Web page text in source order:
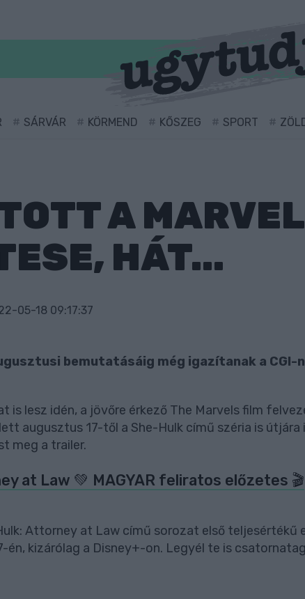
SÁRVÁR KÖRMEND KŐSZEG SPORT
A
HÁT...
05-18 09:17:37
bemutatásáig még igazítanak a CGI-
is lesz idén, a jövőre érkező The Marvels film
augusztus 17-től a She-Hulk című széria is útjára
meg a trailer.
at Law 💚 MAGYAR feliratos előzetes 🎬
Attorney at Law című sorozat első teljesértékű
én, kizárólag a Disney+-on. Legyél te is